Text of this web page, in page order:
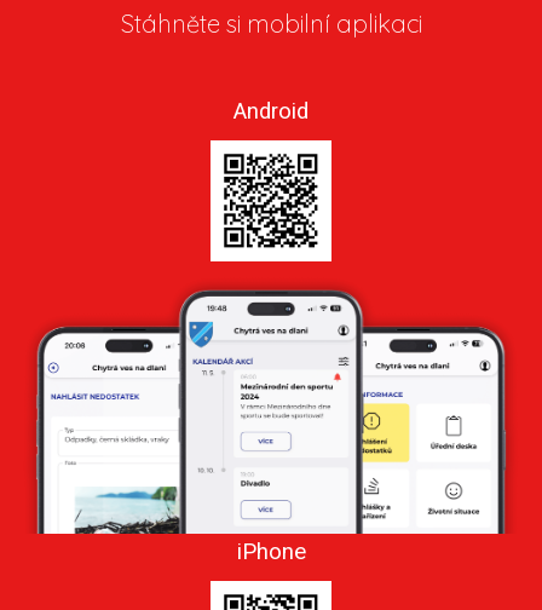
Stáhněte si mobilní aplikaci
Android
iPhone